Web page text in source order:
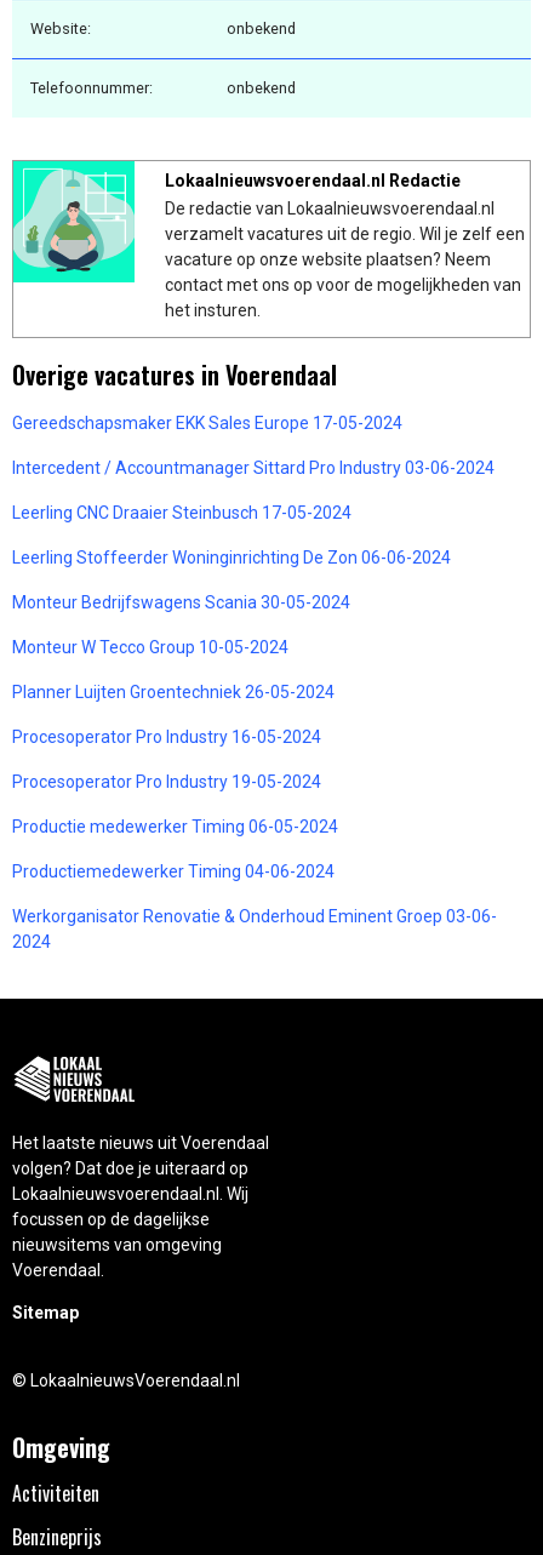
Website: onbekend
Telefoonnummer: onbekend
Lokaalnieuwsvoerendaal.nl Redactie
De redactie van Lokaalnieuwsvoerendaal.nl
verzamelt vacatures uit de regio. Wil je zelf een
vacature op onze website plaatsen? Neem
contact met ons op voor de mogelijkheden van
het insturen.
Overige vacatures in Voerendaal
Gereedschapsmaker EKK Sales Europe 17-05-2024
Intercedent / Accountmanager Sittard Pro Industry 03-06-2024
Leerling CNC Draaier Steinbusch 17-05-2024
Leerling Stoffeerder Woninginrichting De Zon 06-06-2024
Monteur Bedrijfswagens Scania 30-05-2024
Monteur W Tecco Group 10-05-2024
Planner Luijten Groentechniek 26-05-2024
Procesoperator Pro Industry 16-05-2024
Procesoperator Pro Industry 19-05-2024
Productie medewerker Timing 06-05-2024
Productiemedewerker Timing 04-06-2024
Werkorganisator Renovatie & Onderhoud Eminent Groep 03-06-
2024
Het laatste nieuws uit Voerendaal
volgen? Dat doe je uiteraard op
Lokaalnieuwsvoerendaal.nl. Wij
focussen op de dagelijkse
nieuwsitems van omgeving
Voerendaal.
Sitemap
© LokaalnieuwsVoerendaal.nl
Omgeving
Activiteiten
Benzineprijs